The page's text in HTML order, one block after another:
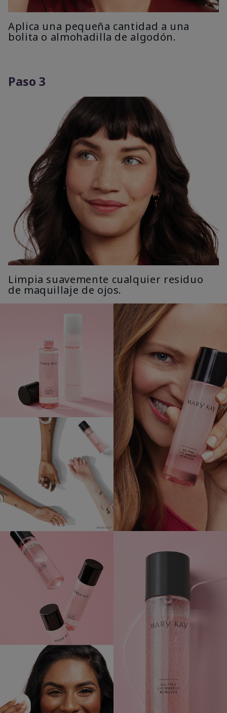
Aplica una pequeña cantidad a una
bolita o almohadilla de algodón.
Paso 3
Limpia suavemente cualquier residuo
de maquillaje de ojos.